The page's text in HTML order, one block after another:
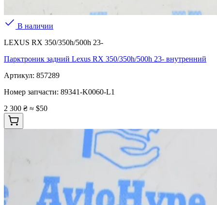
В наличии
LEXUS RX 350/350h/500h 23-
Парктроник задний Lexus RX 350/350h/500h 23- внутренний
Артикул: 857289
Номер запчасти: 89341-K0060-L1
2 300 ₴ ≈ $50